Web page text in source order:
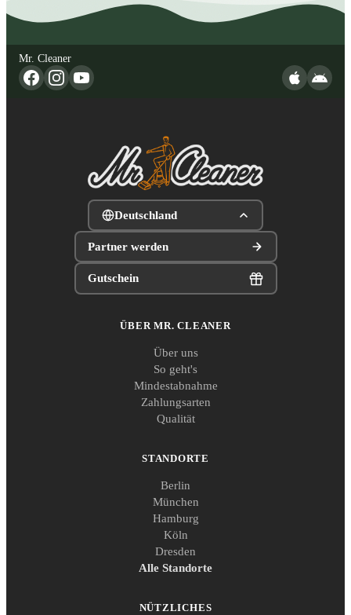
Mr. Cleaner
Deutschland
Partner werden
Gutschein
ÜBER MR. CLEANER
Über uns
So geht's
Mindestabnahme
Zahlungsarten
Qualität
STANDORTE
Berlin
München
Hamburg
Köln
Dresden
Alle Standorte
NÜTZLICHES